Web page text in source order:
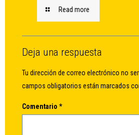
Read more
Deja una respuesta
Tu dirección de correo electrónico no
campos obligatorios están marcados
Comentario *